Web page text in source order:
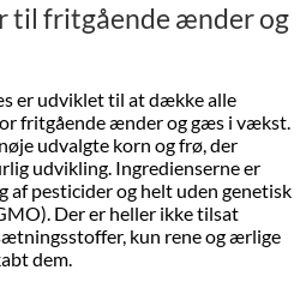
til fritgående ænder og
er udviklet til at dække alle
fritgående ænder og gæs i vækst.
udvalgte korn og frø, der
udvikling. Ingredienserne er
af pesticider og helt uden genetisk
Der er heller ikke tilsat
kun rene og ærlige
dem.